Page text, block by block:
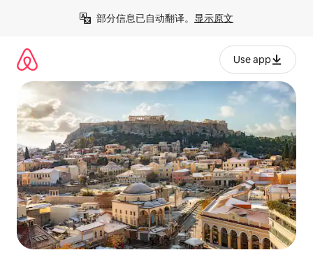
部分信息已自动翻译。 显示原文
Use app